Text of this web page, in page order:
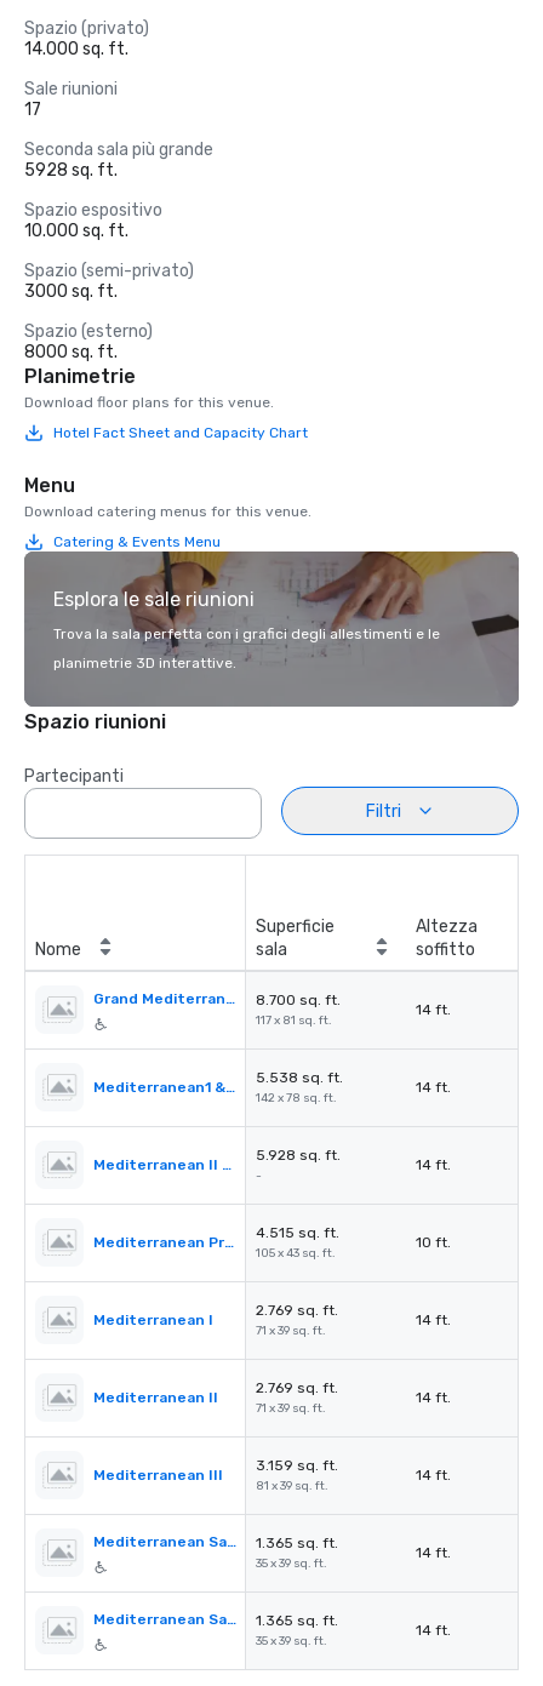
Spazio (privato)
14.000 sq. ft.
Sale riunioni
17
Seconda sala più grande
5928 sq. ft.
Spazio espositivo
10.000 sq. ft.
Spazio (semi-privato)
3000 sq. ft.
Spazio (esterno)
8000 sq. ft.
Planimetrie
Download floor plans for this venue.
Hotel Fact Sheet and Capacity Chart
Menu
Download catering menus for this venue.
Catering & Events Menu
Esplora le sale riunioni
Trova la sala perfetta con i grafici degli allestimenti e le
planimetrie 3D interattive.
Spazio riunioni
Partecipanti
Filtri
Nome
Superficie
sala
Altezza
soffitto
Grand Mediterranean Ballroom 8.700 sq. ft.
117 x 81 sq. ft.
14 ft.
Mediterranean1 & 2
5.538 sq. ft.
142 x 78 sq. ft.
14 ft.
Mediterranean II & III
5.928 sq. ft.
-
14 ft.
Mediterranean PreFunction
4.515 sq. ft.
105 x 43 sq. ft.
10 ft.
Mediterranean I
2.769 sq. ft.
71 x 39 sq. ft.
14 ft.
Mediterranean II
2.769 sq. ft.
71 x 39 sq. ft.
14 ft.
Mediterranean III
3.159 sq. ft.
81 x 39 sq. ft.
14 ft.
Mediterranean Salon A 1.365 sq. ft.
35 x 39 sq. ft.
14 ft.
Mediterranean Salon B 1.365 sq. ft.
35 x 39 sq. ft.
14 ft.